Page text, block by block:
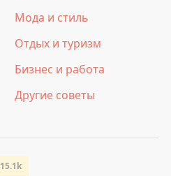
Мода и стиль
Отдых и туризм
Бизнес и работа
Другие советы
15.1k